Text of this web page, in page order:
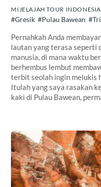
MIJELAJAH TOUR INDONESIA
#Gresik ,#Pulau Bawean ,
Pernahkah Anda
lautan yang terasa seperti
manusia, di mana waktu
berhembus lembut
terbit seolah ingin melukis
Itulah yang saya rasakan
kaki di Pulau Bawean,